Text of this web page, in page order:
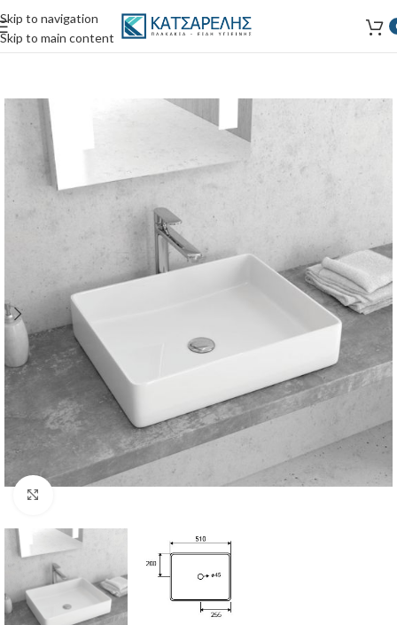
Skip to navigation
Skip to main content